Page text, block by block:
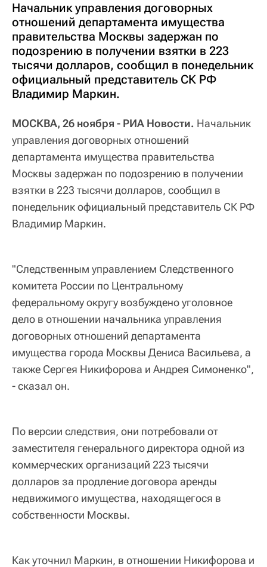
Начальник управления договорных
отношений департамента имущества
правительства Москвы задержан по
подозрению в получении взятки в 223
тысячи долларов, сообщил в понедельник
официальный представитель СК РФ
Владимир Маркин.
МОСКВА, 26 ноября - РИА Новости. Начальник
управления договорных отношений
департамента имущества правительства
Москвы задержан по подозрению в получении
взятки в 223 тысячи долларов, сообщил в
понедельник официальный представитель СК РФ
Владимир Маркин.
"Следственным управлением Следственного
комитета России по Центральному
федеральному округу возбуждено уголовное
дело в отношении начальника управления
договорных отношений департамента
имущества города Москвы Дениса Васильева, а
также Сергея Никифорова и Андрея Симоненко",
- сказал он.
По версии следствия, они потребовали от
заместителя генерального директора одной из
коммерческих организаций 223 тысячи
долларов за продление договора аренды
недвижимого имущества, находящегося в
собственности Москвы.
Как уточнил Маркин, в отношении Никифорова и